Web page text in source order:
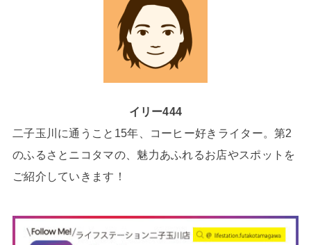
イリー444
二子玉川に通うこと15年、コーヒー好きライター。第2
のふるさとニコタマの、魅力あふれるお店やスポットを
ご紹介していきます！